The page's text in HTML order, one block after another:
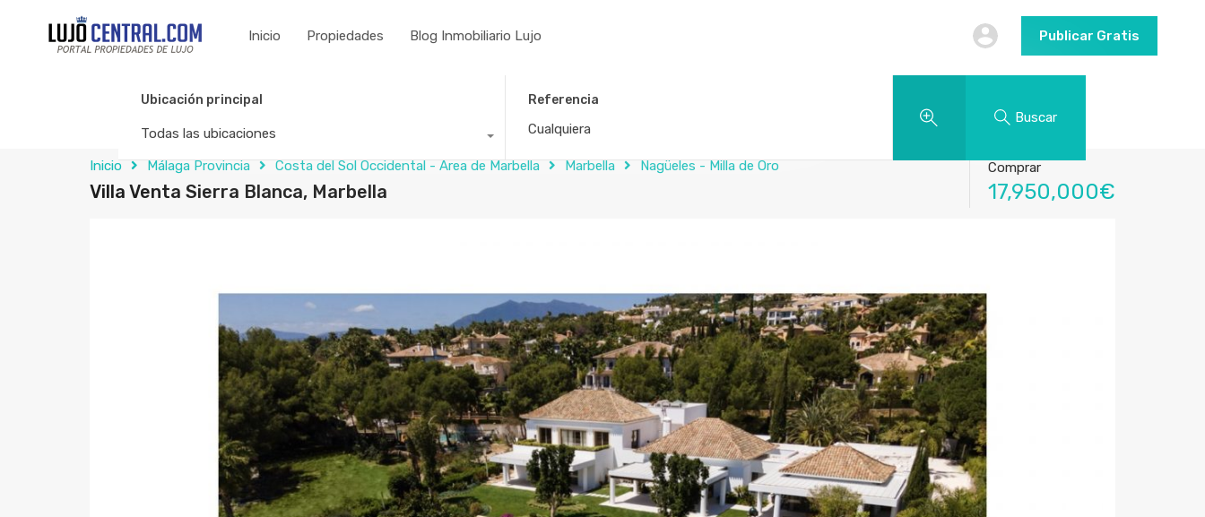
Inicio Propiedades Blog Inmobiliario Lujo Publicar Gratis
Ubicación principal
Todas las ubicaciones
Referencia
Buscar
Inicio Málaga Provincia Costa del Sol Occidental - Área de Marbella Marbella Nagüeles - Milla de Oro
Villa Venta Sierra Blanca, Marbella
Comprar
17,950,000€